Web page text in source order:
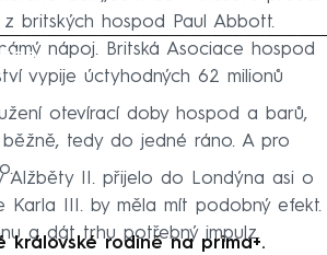
britských hospod Paul Abbott.
nápoj. Britská Asociace hospod
vypije úctyhodných 62 milionů
otevírací doby hospod a barů,
tedy do jedné ráno. A pro
Alžběty II. přijelo do Londýna asi o
Karla III. by měla mít podobný efekt.
a dát trhu potřebný impulz.
rodině na prima+.